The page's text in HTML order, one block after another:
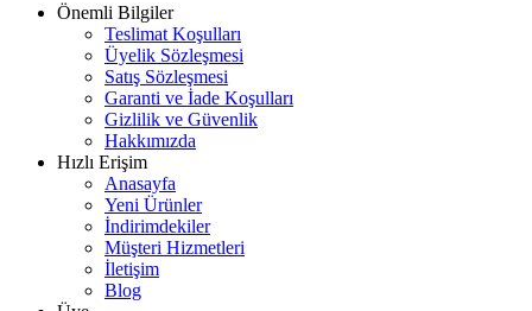
Önemli Bilgiler
Teslimat Koşulları
Üyelik Sözleşmesi
Satış Sözleşmesi
Garanti ve İade Koşulları
Gizlilik ve Güvenlik
Hakkımızda
Hızlı Erişim
Anasayfa
Yeni Ürünler
İndirimdekiler
Müşteri Hizmetleri
İletişim
Blog